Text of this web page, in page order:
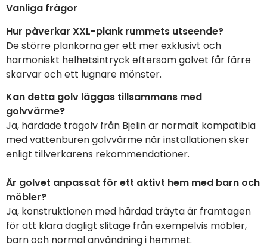
Vanliga frågor
Hur påverkar XXL-plank rummets utseende?
De större plankorna ger ett mer exklusivt och
harmoniskt helhetsintryck eftersom golvet får färre
skarvar och ett lugnare mönster.
Kan detta golv läggas tillsammans med
golvvärme?
Ja, härdade trägolv från Bjelin är normalt kompatibla
med vattenburen golvvärme när installationen sker
enligt tillverkarens rekommendationer.
Är golvet anpassat för ett aktivt hem med barn och
möbler?
Ja, konstruktionen med härdad träyta är framtagen
för att klara dagligt slitage från exempelvis möbler,
barn och normal användning i hemmet.